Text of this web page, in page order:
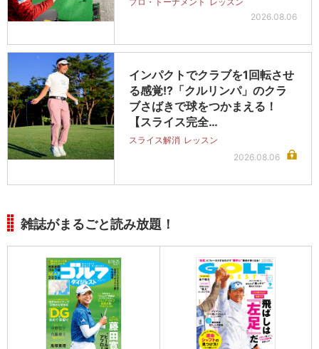
2026.08.06
インパクトでクラブを1回転させ
る感覚!?「クルリンパ」のクラ
ブさばきで球をつかまえる！
【スライス完全…
スライス解消 レッスン
2026.08.06
雑誌がまるごと読み放題！